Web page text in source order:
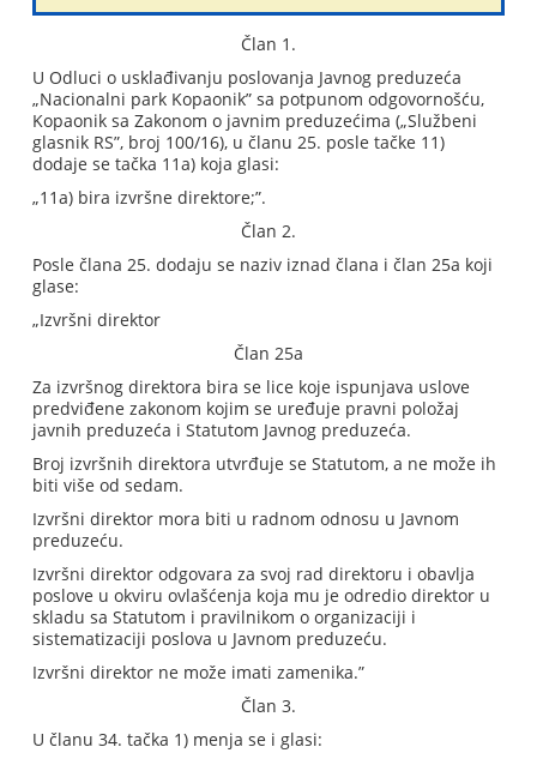
Član 1.
U Odluci o usklađivanju poslovanja Javnog preduzeća
„Nacionalni park Kopaonik” sa potpunom odgovornošću,
Kopaonik sa Zakonom o javnim preduzećima („Službeni
glasnik RS”, broj 100/16), u članu 25. posle tačke 11)
dodaje se tačka 11a) koja glasi:
„11a) bira izvršne direktore;”.
Član 2.
Posle člana 25. dodaju se naziv iznad člana i član 25a koji
glase:
„Izvršni direktor
Član 25a
Za izvršnog direktora bira se lice koje ispunjava uslove
predviđene zakonom kojim se uređuje pravni položaj
javnih preduzeća i Statutom Javnog preduzeća.
Broj izvršnih direktora utvrđuje se Statutom, a ne može ih
biti više od sedam.
Izvršni direktor mora biti u radnom odnosu u Javnom
preduzeću.
Izvršni direktor odgovara za svoj rad direktoru i obavlja
poslove u okviru ovlašćenja koja mu je odredio direktor u
skladu sa Statutom i pravilnikom o organizaciji i
sistematizaciji poslova u Javnom preduzeću.
Izvršni direktor ne može imati zamenika.”
Član 3.
U članu 34. tačka 1) menja se i glasi: